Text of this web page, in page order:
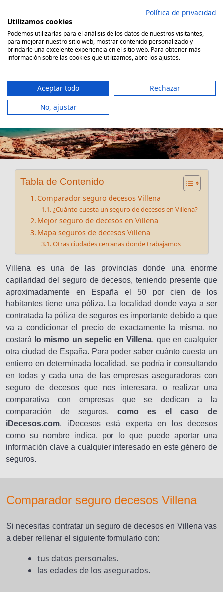
contenido
Comparador Seguro Decesos
Seguro decesos Villena
Tabla de Contenido
Comparador seguro decesos Villena
¿Cuánto cuesta un seguro de decesos en Villena?
Mejor seguro de decesos en Villena
Mapa seguros de decesos Villena
Otras ciudades cercanas donde trabajamos
Villena es una de las provincias donde una enorme
capilaridad del seguro de decesos, teniendo presente que
aproximadamente en España el 50 por cien de los
habitantes tiene una póliza. La localidad donde vaya a ser
contratada la póliza de seguros es importante debido a que
va a condicionar el precio de exactamente la misma, no
costará lo mismo un sepelio en Villena, que en cualquier
otra ciudad de España. Para poder saber cuánto cuesta un
entierro en determinada localidad, se podría ir consultando
en todas y cada una de las empresas aseguradoras con
seguro de decesos que nos interesara, o realizar una
comparativa con empresas que se dedican a la
comparación de seguros, como es el caso de
iDecesos.com. iDecesos está experta en los decesos
como su nombre indica, por lo que puede aportar una
información clave a cualquier interesado en este género de
seguros.
Comparador seguro decesos Villena
Si necesitas contratar un seguro de decesos en Villena vas
a deber rellenar el siguiente formulario con:
tus datos personales.
las edades de los asegurados.
Política de privacidad
Utilizamos cookies
Podemos utilizarlas para el análisis de los datos de nuestros visitantes,
para mejorar nuestro sitio web, mostrar contenido personalizado y
brindarle una excelente experiencia en el sitio web. Para obtener más
información sobre las cookies que utilizamos, abre los ajustes.
Aceptar todo
Rechazar
No, ajustar